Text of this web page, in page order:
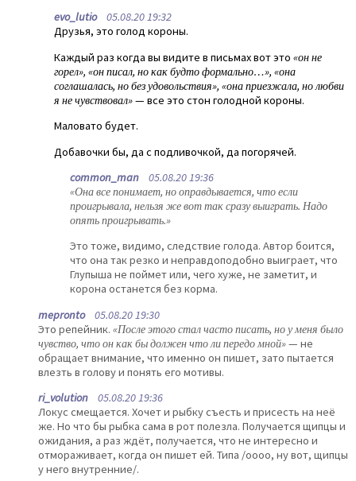
evo_lutio05.08.20 19:32
Друзья, это голод короны.
Каждый раз когда вы видите в письмах вот это «он не
горел», «он писал, но как будто формально…», «она
соглашалась, но без удовольствия», «она приезжала, но любви
я не чувствовал»— все это стон голодной короны.
Маловато будет.
Добавочки бы, да с подливочкой, да погорячей.
common_man 05.08.20 19:36
«Она все понимает, но оправдывается, что если
проигрывала, нельзя же вот так сразу выиграть. Надо
опять проигрывать.»
Это тоже, видимо, следствие голода. Автор боится,
что она так резко и неправдоподобно выиграет, что
Глупыша не поймет или, чего хуже, не заметит, и
корона останется без корма.
mepronto05.08.20 19:30
Это репейник. «После этого стал часто писать, но у меня было
чувство, что он как бы должен что ли передо мной»— не
обращает внимание, что именно он пишет, зато пытается
влезть в голову и понять его мотивы.
ri_volution 05.08.20 19:36
Локус смещается. Хочет и рыбку съесть и присесть на неё
же. Но что бы рыбка сама в рот полезла. Получается щипцы и
ожидания, а раз ждёт, получается, что не интересно и
отмораживает, когда он пишет ей. Типа /оооо, ну вот, щипцы
у него внутренние/.